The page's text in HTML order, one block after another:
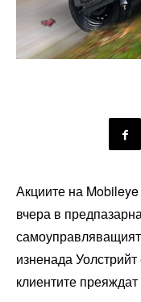
Акциите на
вчера в
изненада
клиентите